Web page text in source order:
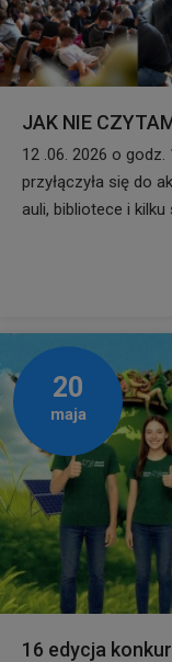
JAK NIE
12 .06. 2026 o
przyłączyła się do
auli, bibliotece i kilku
20
maja
16 edycja